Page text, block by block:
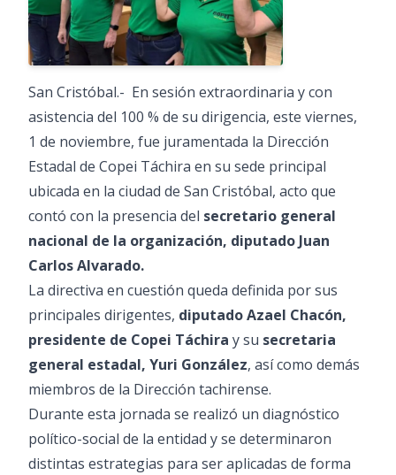
San Cristóbal.- En sesión extraordinaria y con
asistencia del 100 % de su dirigencia, este viernes,
1 de noviembre, fue juramentada la Dirección
Estadal de Copei Táchira en su sede principal
ubicada en la ciudad de San Cristóbal, acto que
contó con la presencia del secretario general
nacional de la organización, diputado Juan
Carlos Alvarado.
La directiva en cuestión queda definida por sus
principales dirigentes, diputado Azael Chacón,
presidente de Copei Táchira y su secretaria
general estadal, Yuri González, así como demás
miembros de la Dirección tachirense.
Durante esta jornada se realizó un diagnóstico
político-social de la entidad y se determinaron
distintas estrategias para ser aplicadas de forma